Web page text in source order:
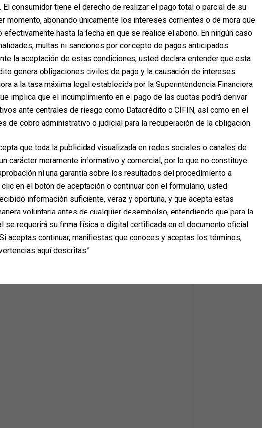
El consumidor tiene el derecho de realizar el pago total o parcial de su
momento, abonando únicamente los intereses corrientes o de mora que
efectivamente hasta la fecha en que se realice el abono. En ningún caso
multas ni sanciones por concepto de pagos anticipados.
la aceptación de estas condiciones, usted declara entender que esta
genera obligaciones civiles de pago y la causación de intereses
a la tasa máxima legal establecida por la Superintendencia Financiera
implica que el incumplimiento en el pago de las cuotas podrá derivar
ante centrales de riesgo como Datacrédito o CIFIN, así como en el
de cobro administrativo o judicial para la recuperación de la obligación.
que toda la publicidad visualizada en redes sociales o canales de
carácter meramente informativo y comercial, por lo que no constituye
ni una garantía sobre los resultados del procedimiento a
clic en el botón de aceptación o continuar con el formulario, usted
información suficiente, veraz y oportuna, y que acepta estas
voluntaria antes de cualquier desembolso, entendiendo que para la
se requerirá su firma física o digital certificada en el documento oficial
aceptas continuar, manifiestas que conoces y aceptas los términos,
aquí descritas.”